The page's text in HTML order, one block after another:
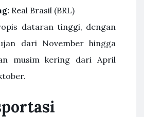
Real Brasil (BRL)
dataran tinggi, dengan
dari November hingga
musim kering dari April